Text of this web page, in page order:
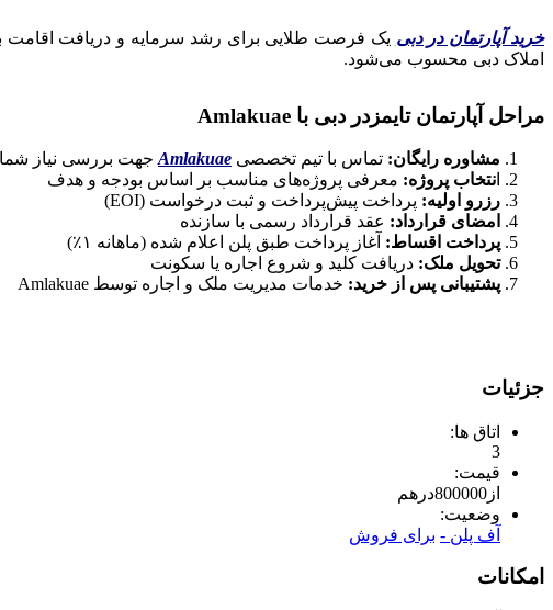
خرید آپارتمان در دبی یک فرصت طلایی برای رشد سرمایه و دریافت اقامت
املاک دبی محسوب می‌شود.
مراحل آپارتمان تایمزدر دبی با Amlakuae
مشاوره رایگان: تماس با تیم تخصصی Amlakuae جهت بررسی نیاز شما
نتخاب پروژه: معرفی پروژه‌های مناسب بر اساس بودجه و هدف
رزرو اولیه: پرداخت پیش‌پرداخت و ثبت درخواست (EOI)
امضای قرارداد: عقد قرارداد رسمی با سازنده
پرداخت اقساط: آغاز پرداخت طبق پلن اعلام شده (ماهانه ۱٪)
تحویل ملک: دریافت کلید و شروع اجاره یا سکونت
پشتیبانی پس از خرید: خدمات مدیریت ملک و اجاره توسط Amlakuae
جزئیات
اتاق ها:
3
قیمت:
از 800000درهم
وضعیت:
آف پلن - برای فروش
امکانات